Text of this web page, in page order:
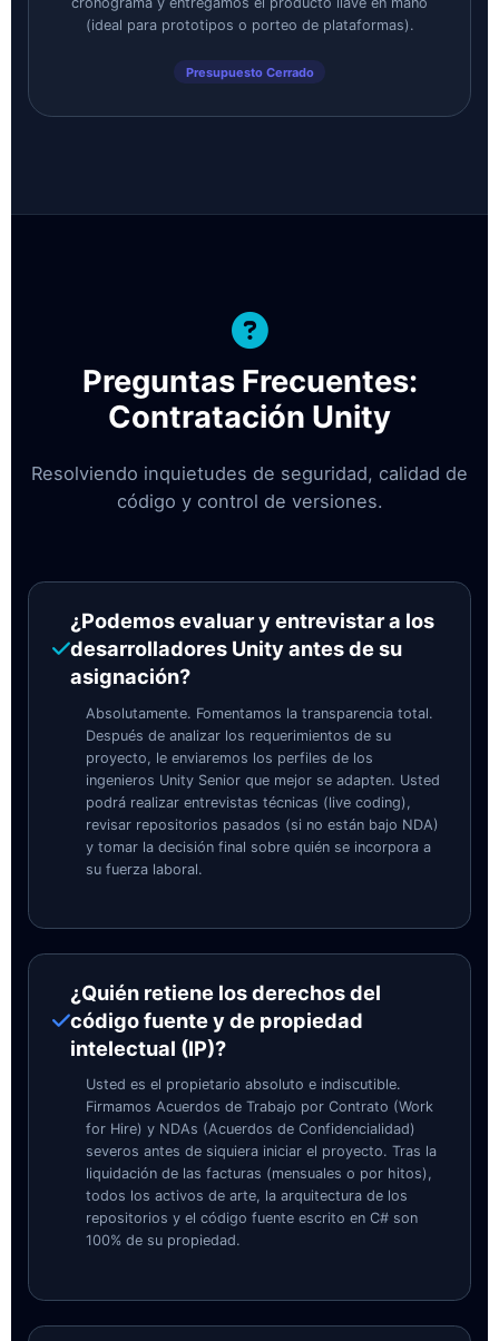
(ideal para prototipos o porteo de plataformas).
Presupuesto Cerrado
Preguntas Frecuentes:
Contratación Unity
Resolviendo inquietudes de seguridad, calidad de
código y control de versiones.
¿Podemos evaluar y entrevistar a los
desarrolladores Unity antes de su
asignación?
Absolutamente. Fomentamos la transparencia total.
Después de analizar los requerimientos de su
proyecto, le enviaremos los perfiles de los
ingenieros Unity Senior que mejor se adapten. Usted
podrá realizar entrevistas técnicas (live coding),
revisar repositorios pasados (si no están bajo NDA)
y tomar la decisión final sobre quién se incorpora a
su fuerza laboral.
¿Quién retiene los derechos del
código fuente y de propiedad
intelectual (IP)?
Usted es el propietario absoluto e indiscutible.
Firmamos Acuerdos de Trabajo por Contrato (Work
for Hire) y NDAs (Acuerdos de Confidencialidad)
severos antes de siquiera iniciar el proyecto. Tras la
liquidación de las facturas (mensuales o por hitos),
todos los activos de arte, la arquitectura de los
repositorios y el código fuente escrito en C# son
100% de su propiedad.